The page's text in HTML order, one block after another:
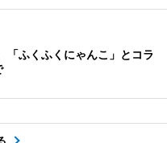
「ふくふくにゃんこ」とコラ